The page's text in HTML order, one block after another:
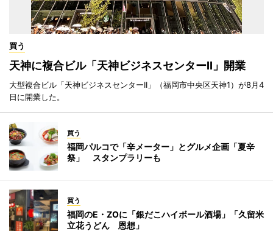
買う
天神に複合ビル「天神ビジネスセンターII」開業
大型複合ビル「天神ビジネスセンターII」（福岡市中央区天神1）が8月4
日に開業した。
買う
福岡パルコで「辛メーター」とグルメ企画「夏辛
祭」 スタンプラリーも
買う
福岡のE・ZOに「銀だこハイボール酒場」「久留米
立花うどん 恩想」